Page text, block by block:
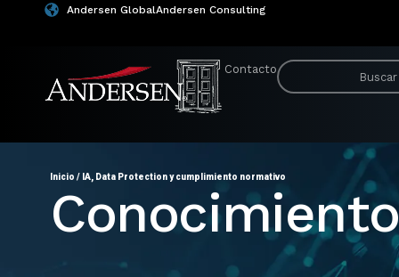
Andersen GlobalAndersen Consulting
Contacto
Inicio / IA, Data Protection y cumplimiento normativo
Conocimiento